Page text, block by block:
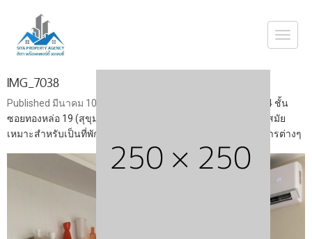
IMG_7038
Published มีนาคม 10, 2024
ขาย ทาวน์โฮม 4 ชั้น
ซอยทองหล่อ 19 (สุขุมวิท 55) ใกล้ BTS ทองหล่อ ตกแต่งสวย ทันสมัย
เหมาะสำหรับเป็นที่พักอาศัย ออฟฟิศสำนักงาน หรือประกอบกิจการต่างๆ